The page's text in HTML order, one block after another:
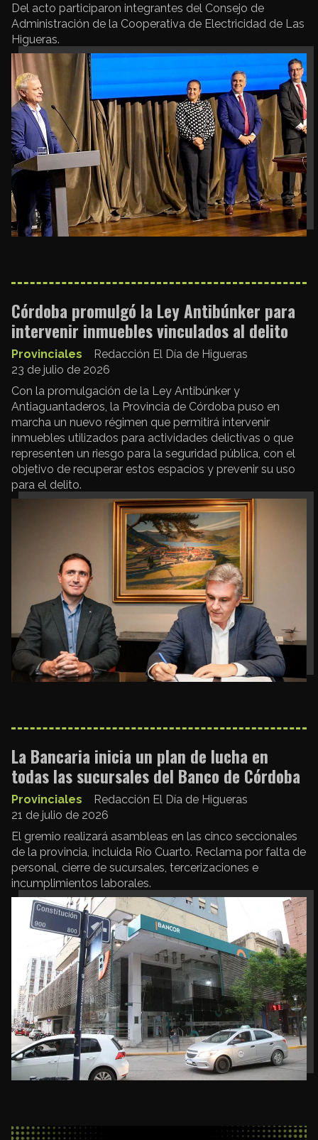
Del acto participaron integrantes del Consejo de
Administración de la Cooperativa de Electricidad de Las
Higueras.
Córdoba promulgó la Ley Antibúnker para
intervenir inmuebles vinculados al delito
Redacción El Día de Higueras
Provinciales
23 de julio de 2026
Con la promulgación de la Ley Antibúnker y
Antiaguantaderos, la Provincia de Córdoba puso en
marcha un nuevo régimen que permitirá intervenir
inmuebles utilizados para actividades delictivas o que
representen un riesgo para la seguridad pública, con el
objetivo de recuperar estos espacios y prevenir su uso
para el delito.
La Bancaria inicia un plan de lucha en
todas las sucursales del Banco de Córdoba
Redacción El Día de Higueras
Provinciales
21 de julio de 2026
El gremio realizará asambleas en las cinco seccionales
de la provincia, incluida Río Cuarto. Reclama por falta de
personal, cierre de sucursales, tercerizaciones e
incumplimientos laborales.